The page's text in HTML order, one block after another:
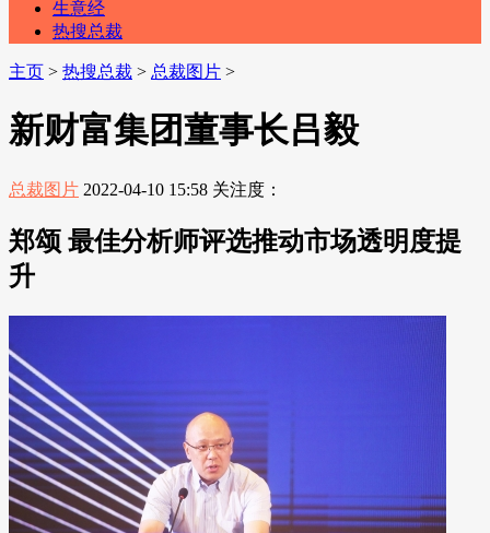
生意经
热搜总裁
主页 > 热搜总裁 > 总裁图片 >
新财富集团董事长吕毅
总裁图片 2022-04-10 15:58 关注度：
郑颂 最佳分析师评选推动市场透明度提
升